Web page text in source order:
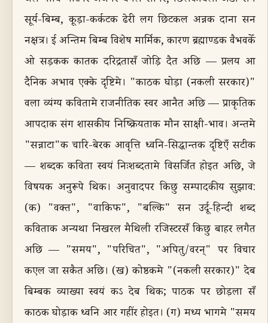
सूर्य-बिम्ब, कूड़ा-कर्कटक ढेरी लग छिटकल अन्नक दाना सन
नक्षत्र। ई अन्तिम बिम्ब विशेष मार्मिक, कारण ब्रह्माण्डक वैभवकेँ
ओ सड़कक कातक दरिद्रतासँ जोड़ि दैत अछि — प्रलय आ
दैनिक अभाव एक्के दृष्टिमे। "काठक घोड़ा (नकली सरकार)"
वला व्यंग्य कवितामे राजनीतिक स्वर आनैत अछि — प्राकृतिक
आपदाक संग शासकीय निष्क्रियताक मौन साक्षी-भाव। अन्तमे
"सन्नाटा"क चारि-बेरक आवृत्ति ध्वनि-सिद्धान्तक दृष्टिएँ सटीक
— शब्दक कविता स्वयं निःशब्दतामे विसर्जित होइत अछि, जे
विषयक अनुरूपे थिक। अनुवादपर किछु सम्पादकीय सुझाव:
(क) "वक्त", "वाकिफ", "बल्कि" सन उर्दू-हिन्दी शब्द
कविताक अन्यथा निखरल मैथिली रजिस्टरसँ किछु बाहर लगैत
अछि — "समय", "परिचित", "अपितु/वरन्" पर विचार
कएल जा सकैत अछि। (ख) कोष्ठकमे "(नकली सरकार)" देब
बिम्बक व्याख्या स्वयं कऽ देब थिक; पाठक पर छोड़ला सँ
काठक घोड़ाक ध्वनि आर गहींर होइत। (ग) मध्य भागमे "समय